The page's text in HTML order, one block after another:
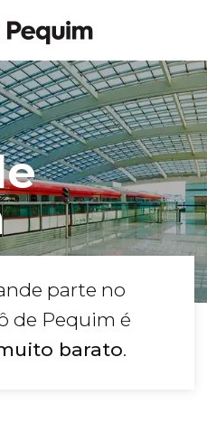
parte no
de Pequim é
barato.